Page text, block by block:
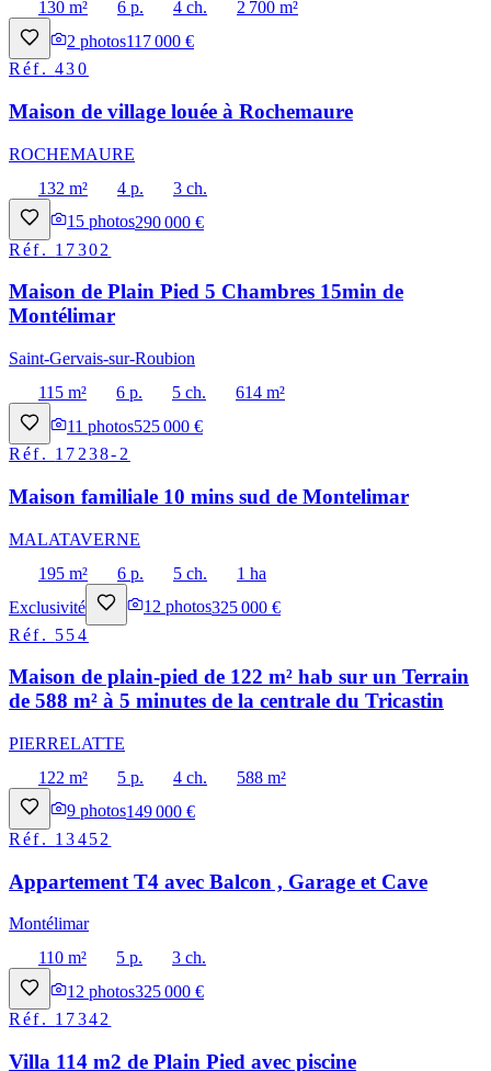
130 m²
6 p. 4 ch.
2 700 m²
2 photos117 000 €
Réf.430
Maison de village louée à Rochemaure
ROCHEMAURE
132 m²
4 p.
3 ch.
15 photos290 000 €
Réf. 17302
Maison de Plain Pied 5 Chambres 15min de
Montélimar
Saint-Gervais-sur-Roubion
115 m²
6 p. 5 ch.
614 m²
11 photos525 000 €
Réf. 17238-2
Maison familiale 10 mins sud de Montelimar
MALATAVERNE
195 m²
6 p. 5 ch.
1 ha
Exclusivité
12 photos325 000 €
Réf. 554
Maison de plain-pied de 122 m² hab sur un Terrain
de 588 m² à 5 minutes de la centrale du Tricastin
PIERRELATTE
122 m²
5 p. 4 ch.
588 m²
9 photos149 000 €
Réf. 13452
Appartement T4 avec Balcon , Garage et Cave
Montélimar
110 m²
5 p.
3 ch.
12 photos325 000 €
Réf. 17342
Villa 114 m2 de Plain Pied avec piscine